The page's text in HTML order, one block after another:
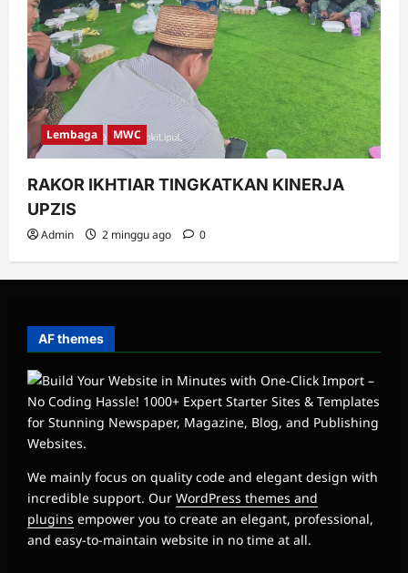
Lembaga MWC
RAKOR IKHTIAR TINGKATKAN KINERJA
UPZIS
Admin 2 minggu ago 0
AF themes
We mainly focus on quality code and elegant design with
incredible support. Our WordPress themes and
plugins empower you to create an elegant, professional,
and easy-to-maintain website in no time at all.